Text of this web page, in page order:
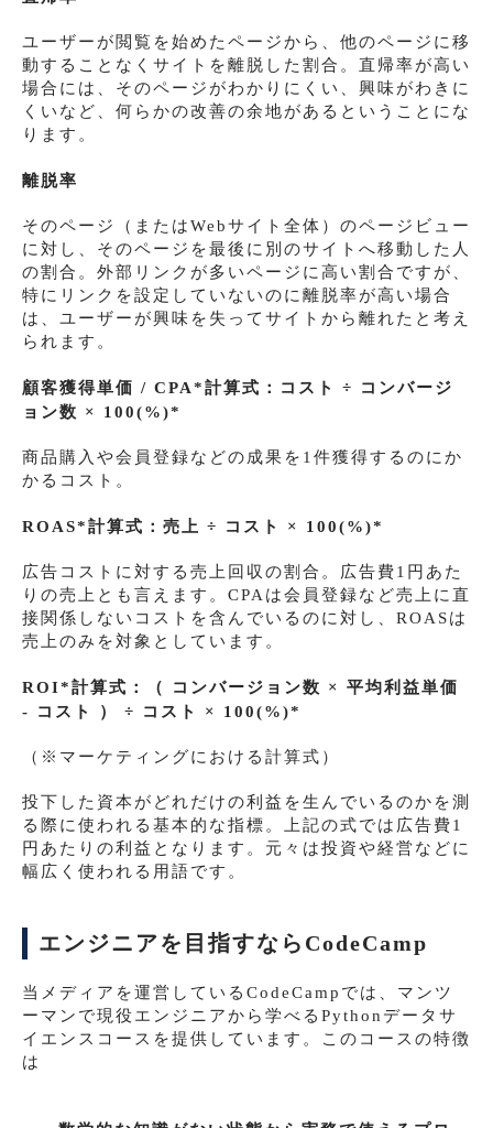
ユーザーが閲覧を始めたページから、他のページに移
動することなくサイトを離脱した割合。直帰率が高い
場合には、そのページがわかりにくい、興味がわきに
くいなど、何らかの改善の余地があるということにな
ります。
離脱率
そのページ（またはWebサイト全体）のページビュー
に対し、そのページを最後に別のサイトへ移動した人
の割合。外部リンクが多いページに高い割合ですが、
特にリンクを設定していないのに離脱率が高い場合
は、ユーザーが興味を失ってサイトから離れたと考え
られます。
顧客獲得単価 / CPA*計算式：コスト ÷ コンバージ
ョン数 × 100(%)*
商品購入や会員登録などの成果を1件獲得するのにか
かるコスト。
ROAS*計算式：売上 ÷ コスト × 100(%)*
広告コストに対する売上回収の割合。広告費1円あた
りの売上とも言えます。CPAは会員登録など売上に直
接関係しないコストを含んでいるのに対し、ROASは
売上のみを対象としています。
ROI*計算式：（ コンバージョン数 × 平均利益単価
- コスト ） ÷ コスト × 100(%)*
（※マーケティングにおける計算式）
投下した資本がどれだけの利益を生んでいるのかを測
る際に使われる基本的な指標。上記の式では広告費1
円あたりの利益となります。元々は投資や経営などに
幅広く使われる用語です。
エンジニアを目指すならCodeCamp
当メディアを運営しているCodeCampでは、マンツ
ーマンで現役エンジニアから学べるPythonデータサ
イエンスコースを提供しています。このコースの特徴
は